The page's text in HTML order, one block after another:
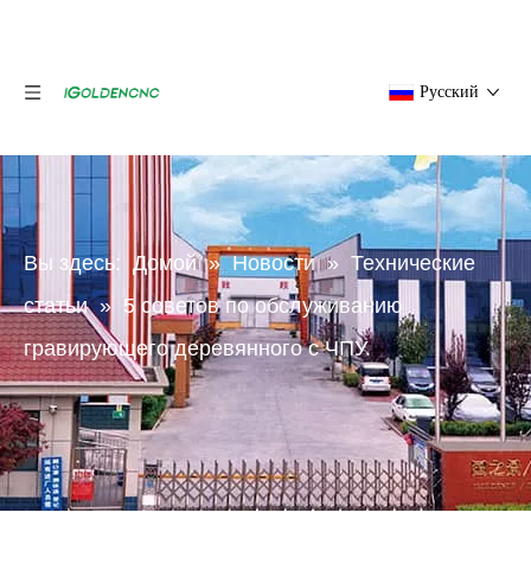
Pусский
Вы здесь: Домой » Новости » Технические
статьи » 5 советов по обслуживанию
гравирующего деревянного с ЧПУ.